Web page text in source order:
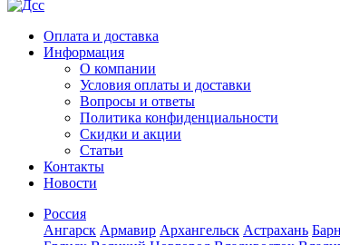
Оплата и доставка
Информация
О компании
Условия оплаты и доставки
Вопросы и ответы
Политика конфиденциальности
Скидки и акции
Статьи
Контакты
Новости
Россия
Ангарск Армавир Архангельск Астрахань